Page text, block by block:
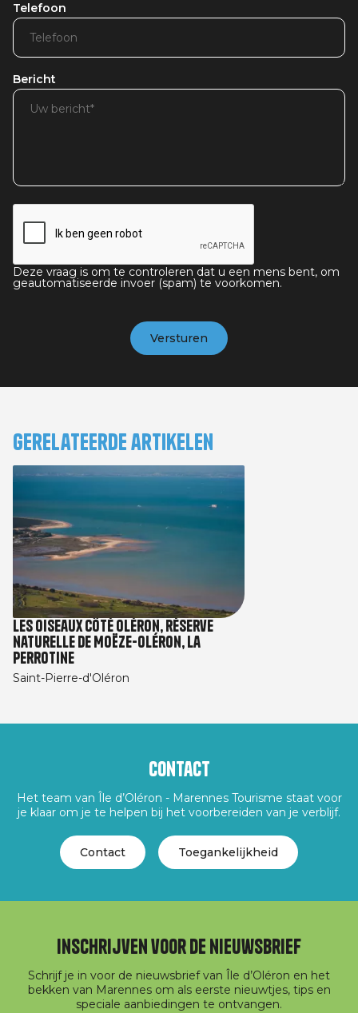
Telefoon
Bericht
Deze vraag is om te controleren dat u een mens bent, om
geautomatiseerde invoer (spam) te voorkomen.
Gerelateerde artikelen
Les oiseaux côté Oléron, réserve
naturelle de Moëze-Oléron, La
perrotine
Saint-Pierre-d'Oléron
Contact
Het team van Île d’Oléron - Marennes Tourisme staat voor
je klaar om je te helpen bij het voorbereiden van je verblijf.
Contact Toegankelijkheid
Inschrijven voor de nieuwsbrief
Schrijf je in voor de nieuwsbrief van Île d’Oléron en het
bekken van Marennes om als eerste nieuwtjes, tips en
speciale aanbiedingen te ontvangen.